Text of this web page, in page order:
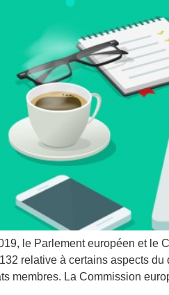
le Parlement européen et le
relative à certains aspects
membres. La Commission